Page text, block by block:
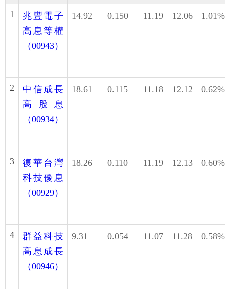
1
兆豐電子
高息等權
（00943）
14.92 0.150 11.19 12.06 1.01%
2
中信成長
高股息
（00934）
18.61 0.115 11.18 12.12 0.62%
3
復華台灣
科技優息
（00929）
18.26 0.110 11.19 12.13 0.60%
4
群益科技
高息成長
（00946）
9.31 0.054 11.07 11.28 0.58%